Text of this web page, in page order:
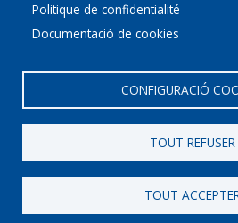
Politique de confidentialité
Documentació de cookies
CONFIGURACIÓ
TOUT REFUSER
TOUT
© 2022 Ajuntament La GarrigaAvis
Política de Cookies